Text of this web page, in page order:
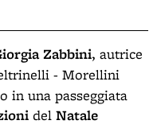
Zabbini, autrice
- Morellini
in una passeggiata
del Natale